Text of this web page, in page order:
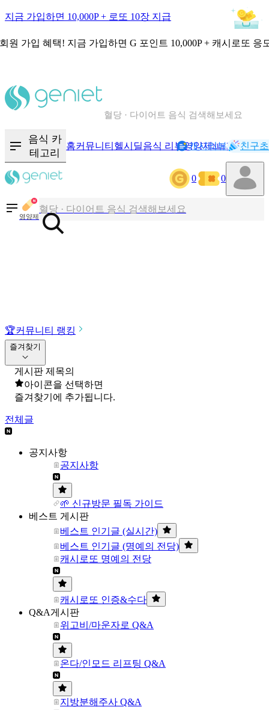
지금 가입하면 10,000P + 로또 10장 지급
원 가입 혜택! 지금 가입하면 G 포인트 10,000P + 캐시로또 응
혈당 · 다이어트 음식 검색해보세요
음식 카
테고리
홈커뮤니티 헬시딜음식 리뷰영양제NEW기록
캐시리뷰 친구
0 0
영양제
칼로리와 영양성분을 검색해보세요
혈당 · 다이어트 음식 검색해보세요
음식 · 영양제 리뷰를 찾아보세요
🏆커뮤니티 랭킹
즐겨찾기
게시판 제목의
아이콘을 선택하면
즐겨찾기에 추가됩니다.
전체글
공지사항
공지사항
🌱 신규방문 필독 가이드
베스트 게시판
베스트 인기글 (실시간)
베스트 인기글 (명예의 전당)
캐시로또 명예의 전당
캐시로또 인증&수다
Q&A게시판
위고비/마운자로 Q&A
온다/인모드 리프팅 Q&A
지방분해주사 Q&A